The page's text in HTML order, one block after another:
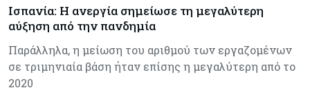
Ισπανία: Η ανεργία σημείωσε τη μεγαλύτερη
αύξηση από την πανδημία
Παράλληλα, η μείωση του αριθμού των εργαζομένων
σε τριμηνιαία βάση ήταν επίσης η μεγαλύτερη από το
2020